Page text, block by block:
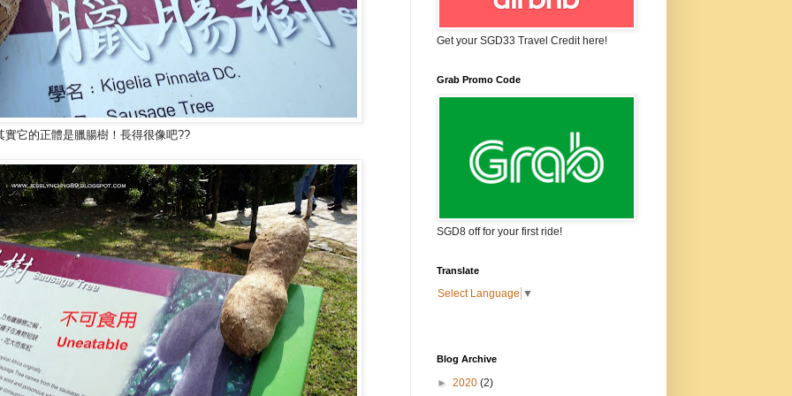
實它的正體是臘腸樹！長得很像吧??
Get your SGD33 Travel Credit here!
Grab Promo Code
SGD8 off for your first ride!
Translate
Select Language ▼
Blog Archive
► 2020 (2)